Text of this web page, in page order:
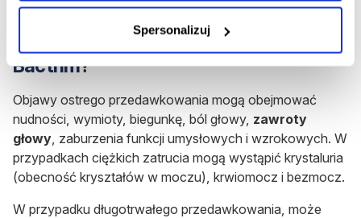
Spersonalizuj
Biobójczych.
Jak objawia się przedawkowanie leku
Bactrim?
Objawy ostrego przedawkowania mogą obejmować
nudności, wymioty, biegunkę, ból głowy, zawroty
głowy , zaburzenia funkcji umysłowych i wzrokowych. W
przypadkach ciężkich zatrucia mogą wystąpić krystaluria
(obecność kryształów w moczu), krwiomocz i bezmocz.
W przypadku długotrwałego przedawkowania, może